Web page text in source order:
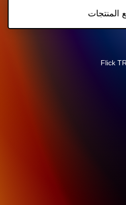
المنتجات
Flick TR